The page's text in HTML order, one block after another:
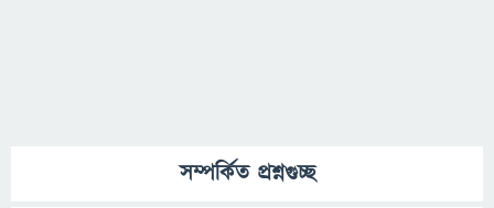
সম্পর্কিত প্রশ্নগুচ্ছ